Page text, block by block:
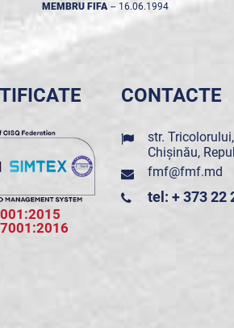
MEMBRU FIFA -- 16.06.1994
CONTACTE
str.
Chișinău,
fmf@fmf.md
tel: + 373 22